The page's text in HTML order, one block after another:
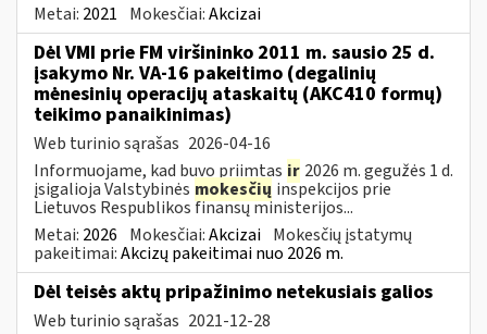
Metai: 2021 Mokesčiai:Akcizai
Dėl VMI prie FM viršininko 2011 m. sausio 25 d.
įsakymo Nr. VA-16 pakeitimo (degalinių
mėnesinių operacijų ataskaitų (AKC410 formų)
teikimo panaikinimas)
Web turinio sąrašas 2026-04-16
Informuojame, kad buvo priimtas ir 2026 m. gegužės 1 d.
įsigalioja Valstybinės mokesčių inspekcijos prie
Lietuvos Respublikos finansų ministerijos...
Metai: 2026 Mokesčiai:Akcizai Mokesčių įstatymų
pakeitimai:Akcizų pakeitimai nuo 2026 m.
Dėl teisės aktų pripažinimo netekusiais galios
Web turinio sąrašas 2021-12-28